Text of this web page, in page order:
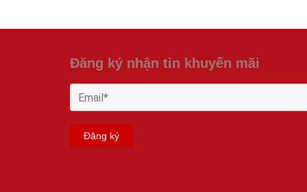
Đăng ký nhận tin khuyến mãi
Đăng ký